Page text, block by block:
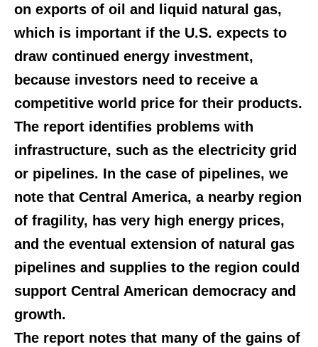
on exports of oil and liquid natural gas,
which is important if the U.S. expects to
draw continued energy investment,
because investors need to receive a
competitive world price for their products.
The report identifies problems with
infrastructure, such as the electricity grid
or pipelines. In the case of pipelines, we
note that Central America, a nearby region
of fragility, has very high energy prices,
and the eventual extension of natural gas
pipelines and supplies to the region could
support Central American democracy and
growth.
The report notes that many of the gains of